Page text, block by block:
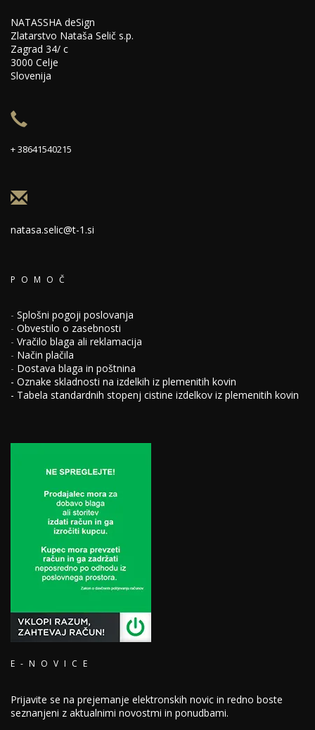
NATASSHA deSign
Zlatarstvo Nataša Selič s.p.
Zagrad 34/ c
3000 Celje
Slovenija
+ 38641540215
natasa.selic@t-1.si
POMOČ
- Splošni pogoji poslovanja
- Obvestilo o zasebnosti
- Vračilo blaga ali reklamacija
- Način plačila
- Dostava blaga in poštnina
- Oznake skladnosti na izdelkih iz plemenitih kovin
- Tabela standardnih stopenj cistine izdelkov iz plemenitih kovin
E-NOVICE
Prijavite se na prejemanje elektronskih novic in redno boste
seznanjeni z aktualnimi novostmi in ponudbami.